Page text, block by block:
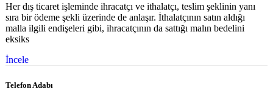
Her dış ticaret işleminde ihracatçı ve ithalatçı, teslim şeklinin yanı
sıra bir ödeme şekli üzerinde de anlaşır. İthalatçının satın aldığı
malla ilgili endişeleri gibi, ihracatçının da sattığı malın bedelini
eksiks
İncele
Telefon Adabı